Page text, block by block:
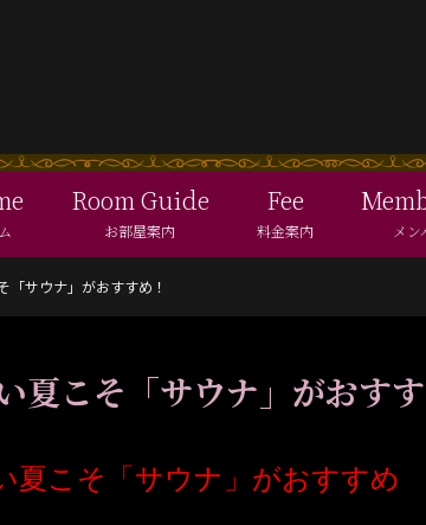
お部屋案内
Room Guide
料金案内
Fee
メン
「サウナ」がおすすめ！
夏こそ「サウナ」がおすす
夏こそ「サウナ」がおすすめ